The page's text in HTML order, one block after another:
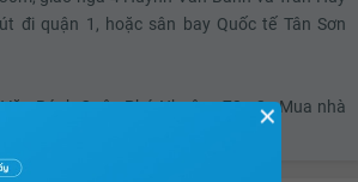
7.36 tỷ
7.4 tỷ
đi quận 1, hoặc sân bay Quốc tế Tân Sơn
Bánh Quận Phú Nhuận - 72m2 - Mua nhà
✕